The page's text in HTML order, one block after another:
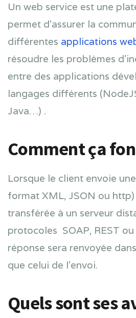
Un web service est une
permet d’assurer la
différentes applications
résoudre les problèmes
entre des applications
langages différents
Java…) .
Comment ça
Lorsque le client envoie
format XML, JSON ou
transférée à un serveur
protocoles SOAP, REST
réponse sera renvoyée
que celui de l’envoi.
Quels sont ses